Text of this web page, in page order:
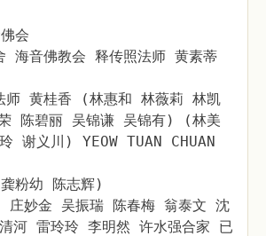
会
海音佛教会 释传照法师 黄素蒂
师 黄桂香 (林惠和 林薇莉 林凯
陈碧丽 吴锦谦 吴锦有) (林美
谢义川) YEOW TUAN CHUAN
粉幼 陈志辉)
庄妙金 吴振瑞 陈春梅 翁泰文 沈
河 雷玲玲 李明然 许水强合家 已